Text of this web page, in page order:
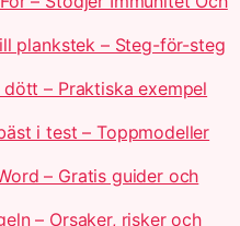
plankstek – Steg-för-steg
– Praktiska exempel
i test – Toppmodeller
– Gratis guider och
– Orsaker, risker och